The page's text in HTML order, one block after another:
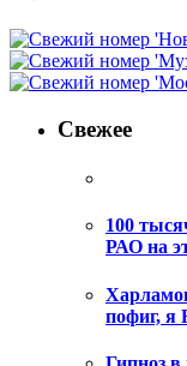
Свежее
100
РАО на
пофиг, я